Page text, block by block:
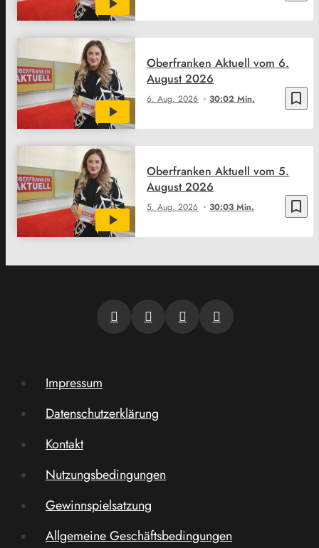
bookmark_border
6. Aug. 2026 30:02 Min.
Oberfranken Aktuell vom 6.
August 2026
bookmark_border
5. Aug. 2026 30:03 Min.
Oberfranken Aktuell vom 5.
August 2026
Impressum
Datenschutzerklärung
Kontakt
Nutzungsbedingungen
Gewinnspielsatzung
Allgemeine Geschäftsbedingungen